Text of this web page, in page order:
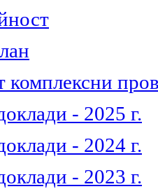
комплексни
- 2025 г.
- 2024 г.
- 2023 г.